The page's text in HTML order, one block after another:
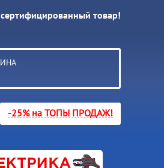
товар!
-25% на ТОПЫ ПРОДАЖ!